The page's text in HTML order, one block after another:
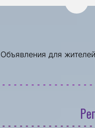
Объявления для